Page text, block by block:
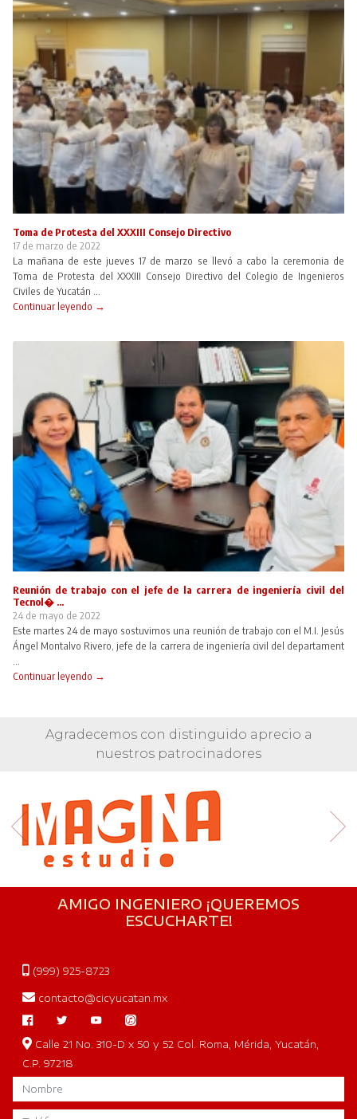
Toma de Protesta del XXXIII Consejo Directivo
17 de marzo de 2022
La mañana de este jueves 17 de marzo se llevó a cabo la ceremonia de
Toma de Protesta del XXXIII Consejo Directivo del Colegio de Ingenieros
Civiles de Yucatán ...
Continuar leyendo →
Reunión de trabajo con el jefe de la carrera de ingeniería civil del
Tecnol� ...
24 de mayo de 2022
Este martes 24 de mayo sostuvimos una reunión de trabajo con el M.I. Jesús
Ángel Montalvo Rivero, jefe de la carrera de ingeniería civil del departament
...
Continuar leyendo →
Agradecemos con distinguido aprecio a
nuestros patrocinadores
AMIGO INGENIERO ¡QUEREMOS
ESCUCHARTE!
(999) 925-8723
contacto@cicyucatan.mx
Calle 21 No. 310-D x 50 y 52 Col. Roma, Mérida, Yucatán,
C.P. 97218